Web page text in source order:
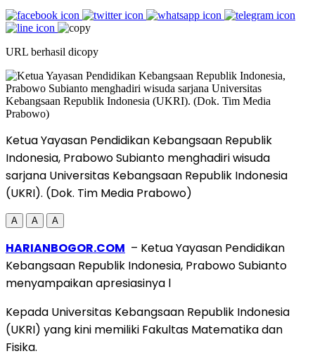
URL berhasil dicopy
Ketua Yayasan Pendidikan Kebangsaan Republik
Indonesia, Prabowo Subianto menghadiri wisuda
sarjana Universitas Kebangsaan Republik Indonesia
(UKRI). (Dok. Tim Media Prabowo)
A A A
HARIANBOGOR.COM – Ketua Yayasan Pendidikan
Kebangsaan Republik Indonesia, Prabowo Subianto
menyampaikan apresiasinya l
Kepada Universitas Kebangsaan Republik Indonesia
(UKRI) yang kini memiliki Fakultas Matematika dan
Fisika.